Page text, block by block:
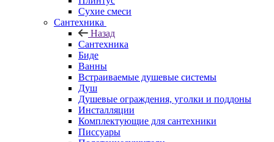
Сухие смеси
Сантехника
Назад
Сантехника
Биде
Ванны
Встраиваемые душевые системы
Душ
Душевые ограждения, уголки и поддоны
Инсталляции
Комплектующие для сантехники
Писсуары